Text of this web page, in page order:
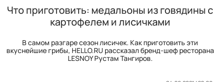
Что приготовить: медальоны из говядины с
картофелем и лисичками
В самом разгаре сезон лисичек. Как приготовить эти
вкуснейшие грибы, HELLO.RU рассказал бренд-шеф ресторана
LESNOY Рустам Тангиров.